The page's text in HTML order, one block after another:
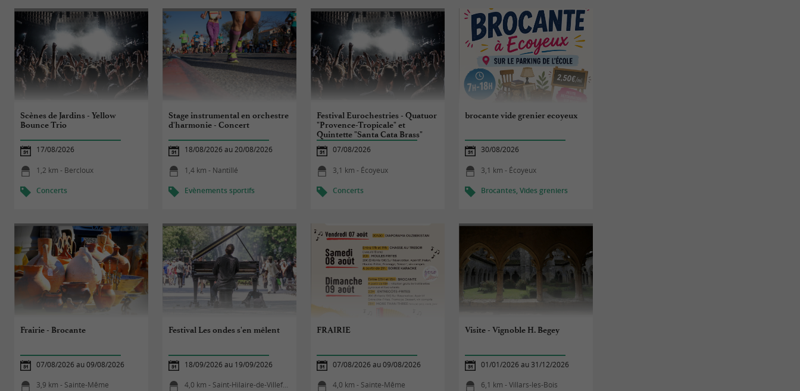
Scènes de Jardins - Yellow
Bounce Trio
17/08/2026
1,2 km - Bercloux
Concerts
Stage instrumental en orchestre
d'harmonie - Concert
18/08/2026 au 20/08/2026
1,4 km - Nantillé
Evènements sportifs
Festival Eurochestries - Quatuor
"Provence-Tropicale" et
Quintette "Santa Cata Brass"
07/08/2026
3,1 km - Écoyeux
Concerts
brocante vide grenier ecoyeux
30/08/2026
3,1 km - Écoyeux
Brocantes, Vides greniers
Frairie - Brocante
07/08/2026 au 09/08/2026
3,9 km - Sainte-Même
Festival Les ondes s'en mêlent
18/09/2026 au 19/09/2026
4,0 km - Saint-Hilaire-de-Villefranche
FRAIRIE
07/08/2026 au 09/08/2026
4,0 km - Sainte-Même
Visite - Vignoble H. Begey
01/01/2026 au 31/12/2026
6,1 km - Villars-les-Bois